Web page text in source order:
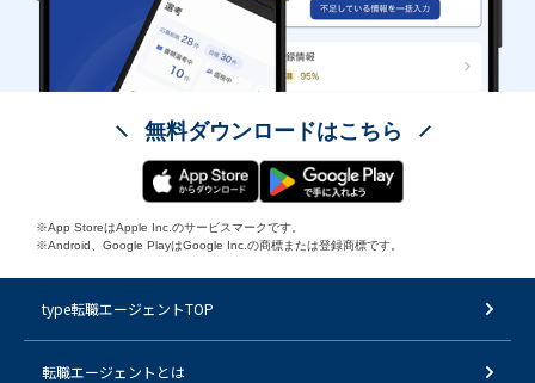
無料ダウンロードはこちら
※App StoreはApple Inc.のサービスマークです。
※Android、Google PlayはGoogle Inc.の商標または登録商標です。
type転職エージェントTOP
転職エージェントとは